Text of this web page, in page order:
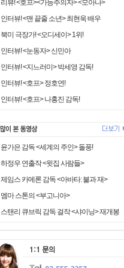
리뷰! <호프><가능주의자> <모아나>
인터뷰! <맨 끝줄 소년> 최현욱 배우
북미 극장가! <오디세이> 1위!
인터뷰! <눈동자> 신민아
인터뷰! <지느러미> 박세영 감독!
인터뷰! <호프> 정호연!
인터뷰! <호프> 나홍진 감독!
윤가은 감독 <세계의 주인> 돌풍!
하정우 연출작 <윗집 사람들>
제임스 카메론 감독 <아바타: 불과 재>
엠마 스톤의 <부고니아>
스탠리 큐브릭 감독 걸작 <샤이닝> 재개봉!